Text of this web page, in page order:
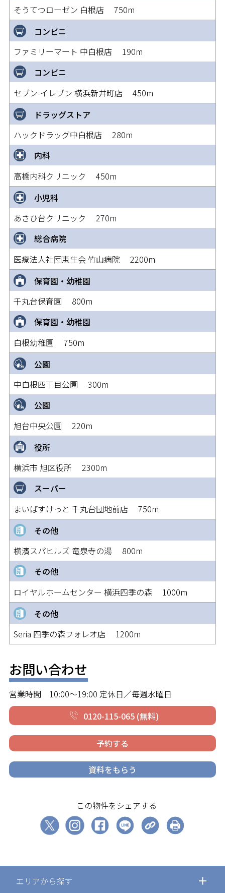
そうてつローゼン 白根店 750m
コンビニ
ファミリーマート 中白根店 190m
コンビニ
セブン-イレブン 横浜新井町店 450m
ドラッグストア
ハックドラッグ中白根店 280m
内科
高橋内科クリニック 450m
小児科
あさひ台クリニック 270m
総合病院
医療法人社団恵生会 竹山病院 2200m
保育園・幼稚園
千丸台保育園 800m
保育園・幼稚園
白根幼稚園 750m
公園
中白根四丁目公園 300m
公園
旭台中央公園 220m
役所
横浜市 旭区役所 2300m
スーパー
まいばすけっと 千丸台団地前店 750m
その他
横濱スパヒルズ 竜泉寺の湯 800m
その他
ロイヤルホームセンター 横浜四季の森 1000m
その他
Seria 四季の森フォレオ店 1200m
お問い合わせ
営業時間 10:00～19:00 定休日／毎週水曜日
0120-115-065 (無料)
予約する
資料をもらう
この物件をシェアする
エリアから探す